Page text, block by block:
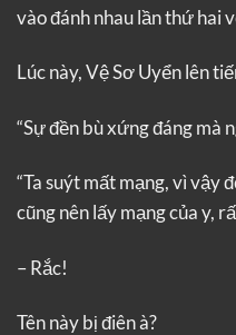
vào đánh nhau lần thứ hai
Lúc này, Vệ Sơ Uyển lên
“Sự đền bù xứng đáng mà
“Ta suýt mất mạng, vì vậy
cũng nên lấy mạng của y,
– Rắc!
Tên này bị điên à?